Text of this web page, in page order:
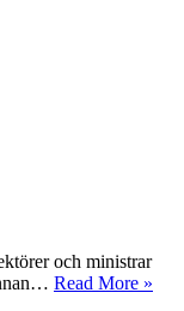
och ministrar
Read More »